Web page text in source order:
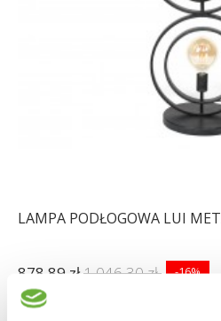
LAMPA PODŁOGOWA LUI
878,89 zł1 046,30 zł -16%